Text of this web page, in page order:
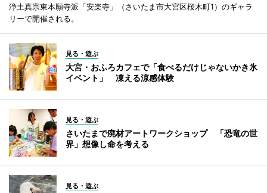
浄土真宗東本願寺派「安楽寺」（さいたま市大宮区桜木町1）のギャラ
リーで開催される。
見る・遊ぶ
大宮・おふろカフェで「食べるだけじゃないかき氷
イベント」 凍える涼感体験
見る・遊ぶ
さいたまで廃材アートワークショップ 「恐竜の世
界」想像し命を考える
見る・遊ぶ